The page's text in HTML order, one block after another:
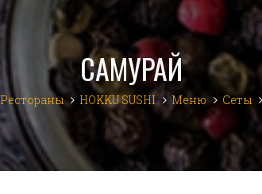
САМУРАЙ
Рестораны HOKKU SUSHI Меню Сеты